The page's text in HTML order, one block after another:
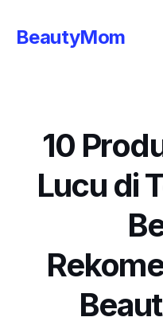
BeautyMom
10
Lucu di